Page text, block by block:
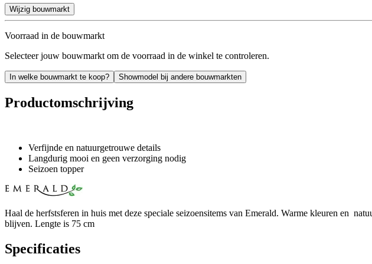
Wijzig bouwmarkt
Voorraad in de bouwmarkt
Selecteer jouw bouwmarkt om de voorraad in de winkel te controleren.
In welke bouwmarkt te koop? Showmodel bij andere bouwmarkten
Productomschrijving
Verfijnde en natuurgetrouwe details
Langdurig mooi en geen verzorging nodig
Seizoen topper
Haal de herfstsferen in huis met deze speciale seizoensitems van Emerald. Warme kleuren en
blijven. Lengte is 75 cm
Specificaties